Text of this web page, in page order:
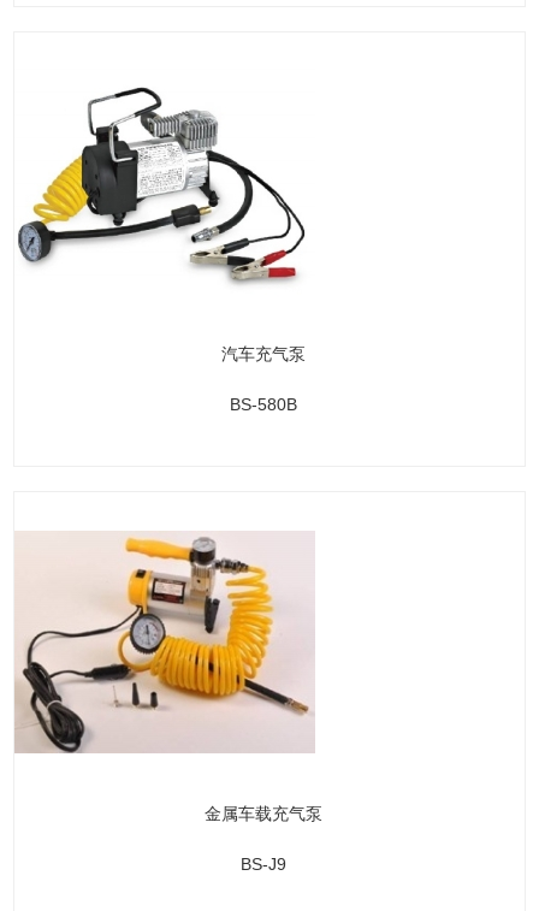
汽车充气泵
BS-580B
金属车载充气泵
BS-J9